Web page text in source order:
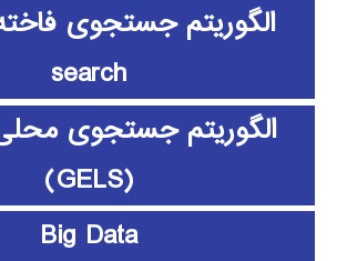
search
الگوریتم جستجوی
(GELS)
Big Data